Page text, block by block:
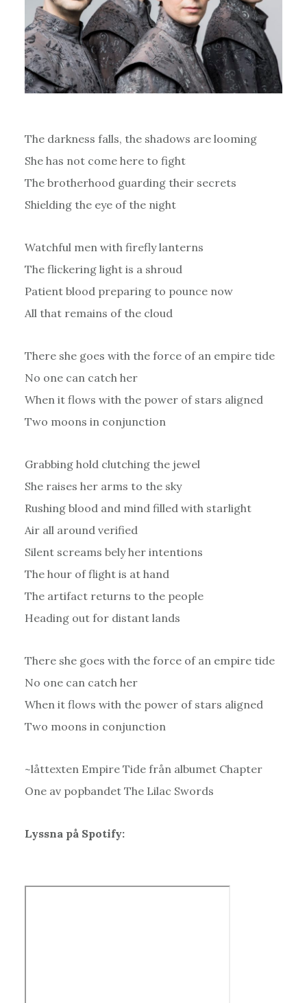
The darkness falls, the shadows are looming
She has not come here to fight
The brotherhood guarding their secrets
Shielding the eye of the night
Watchful men with firefly lanterns
The flickering light is a shroud
Patient blood preparing to pounce now
All that remains of the cloud
There she goes with the force of an empire tide
No one can catch her
When it flows with the power of stars aligned
Two moons in conjunction
Grabbing hold clutching the jewel
She raises her arms to the sky
Rushing blood and mind filled with starlight
Air all around verified
Silent screams bely her intentions
The hour of flight is at hand
The artifact returns to the people
Heading out for distant lands
There she goes with the force of an empire tide
No one can catch her
When it flows with the power of stars aligned
Two moons in conjunction
~låttexten Empire Tide från albumet Chapter
One av popbandet The Lilac Swords
Lyssna på Spotify: